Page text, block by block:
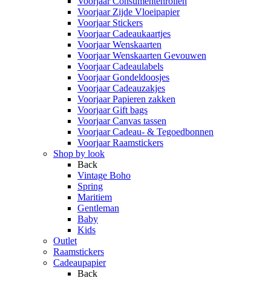
Voorjaar Zijde Vloeipapier
Voorjaar Stickers
Voorjaar Cadeaukaartjes
Voorjaar Wenskaarten
Voorjaar Wenskaarten Gevouwen
Voorjaar Cadeaulabels
Voorjaar Gondeldoosjes
Voorjaar Cadeauzakjes
Voorjaar Papieren zakken
Voorjaar Gift bags
Voorjaar Canvas tassen
Voorjaar Cadeau- & Tegoedbonnen
Voorjaar Raamstickers
Shop by look
Back
Vintage Boho
Spring
Maritiem
Gentleman
Baby
Kids
Outlet
Raamstickers
Cadeaupapier
Back